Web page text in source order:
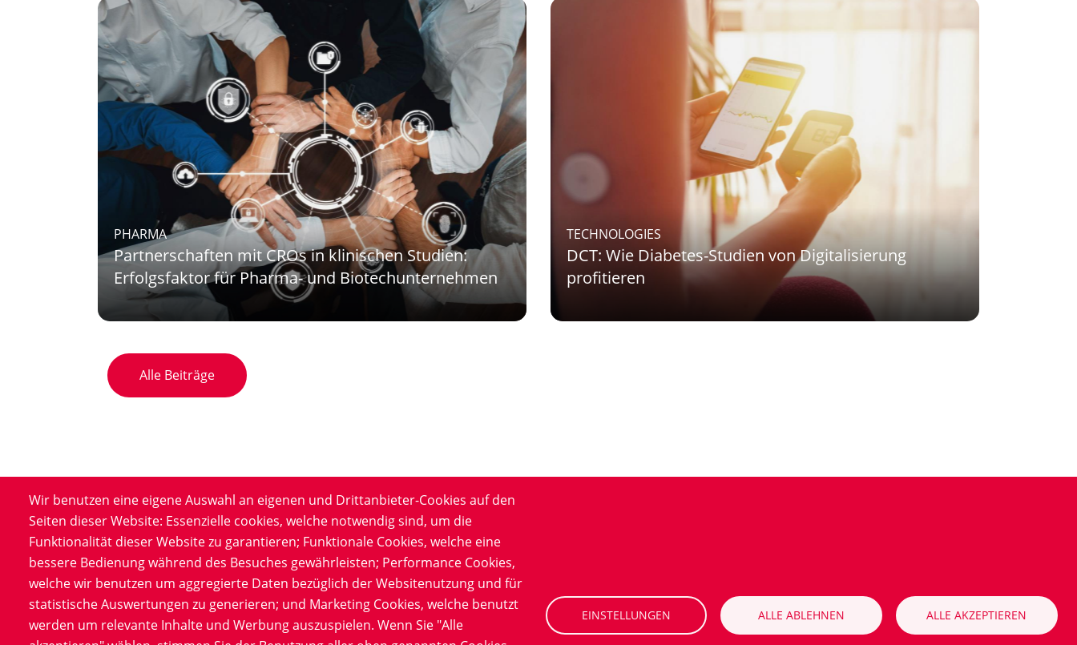
PHARMA
Partnerschaften mit CROs in klinischen Studien:
Erfolgsfaktor für Pharma- und Biotechunternehmen
TECHNOLOGIES
DCT: Wie Diabetes-Studien von Digitalisierung
profitieren
Alle Beiträge
Wir benutzen eine eigene Auswahl an eigenen und Drittanbieter-Cookies auf den
Seiten dieser Website: Essenzielle cookies, welche notwendig sind, um die
Funktionalität dieser Website zu garantieren; Funktionale Cookies, welche eine
bessere Bedienung während des Besuches gewährleisten; Performance Cookies,
welche wir benutzen um aggregierte Daten bezüglich der Websitenutzung und für
statistische Auswertungen zu generieren; und Marketing Cookies, welche benutzt
werden um relevante Inhalte und Werbung auszuspielen. Wenn Sie "Alle
EINSTELLUNGEN ALLE ABLEHNEN ALLE AKZEPTIEREN
Product
Service
Software
Information
Datenschutzerklärung
Impressum
Experten kontaktieren
Allgemeine Kontaktanfrage